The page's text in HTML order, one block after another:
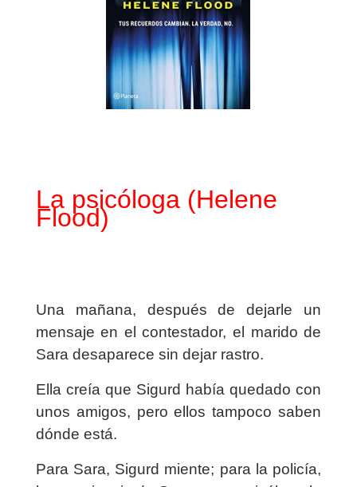
La psicóloga (Helene
Flood)
Una mañana, después de dejarle un
mensaje en el contestador, el marido de
Sara desaparece sin dejar rastro.
Ella creía que Sigurd había quedado con
unos amigos, pero ellos tampoco saben
dónde está.
Para Sara, Sigurd miente; para la policía,